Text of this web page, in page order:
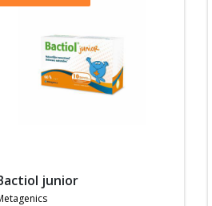
bactiol junior